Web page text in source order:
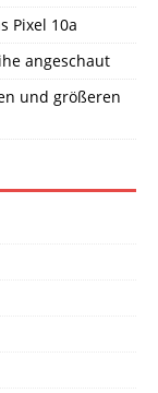
Pixel 10a
angeschaut
und größeren